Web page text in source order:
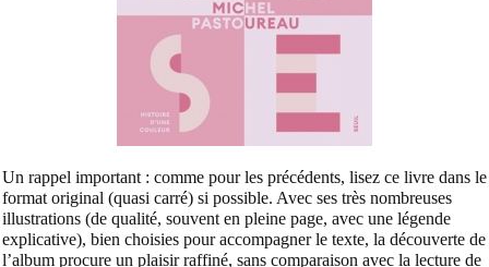
Un rappel important : comme pour les précédents, lisez ce livre dans le
format original (quasi carré) si possible. Avec ses très nombreuses
illustrations (de qualité, souvent en pleine page, avec une légende
explicative), bien choisies pour accompagner le texte, la découverte de
l’album procure un plaisir raffiné, sans comparaison avec la lecture de